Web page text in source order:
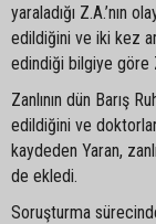
yaraladığı Z.A.’nın
edildiğini ve iki kez
edindiği bilgiye göre
Zanlının dün Barış
edildiğini ve
kaydeden Yaran,
de ekledi.
Soruşturma